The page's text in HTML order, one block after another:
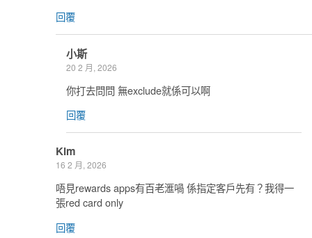
回覆
小斯
20 2 月, 2026
你打去問問 無exclude就係可以啊
回覆
Kim
16 2 月, 2026
唔見rewards apps有百老滙喎 係指定客戶先有？我得一
張red card only
回覆